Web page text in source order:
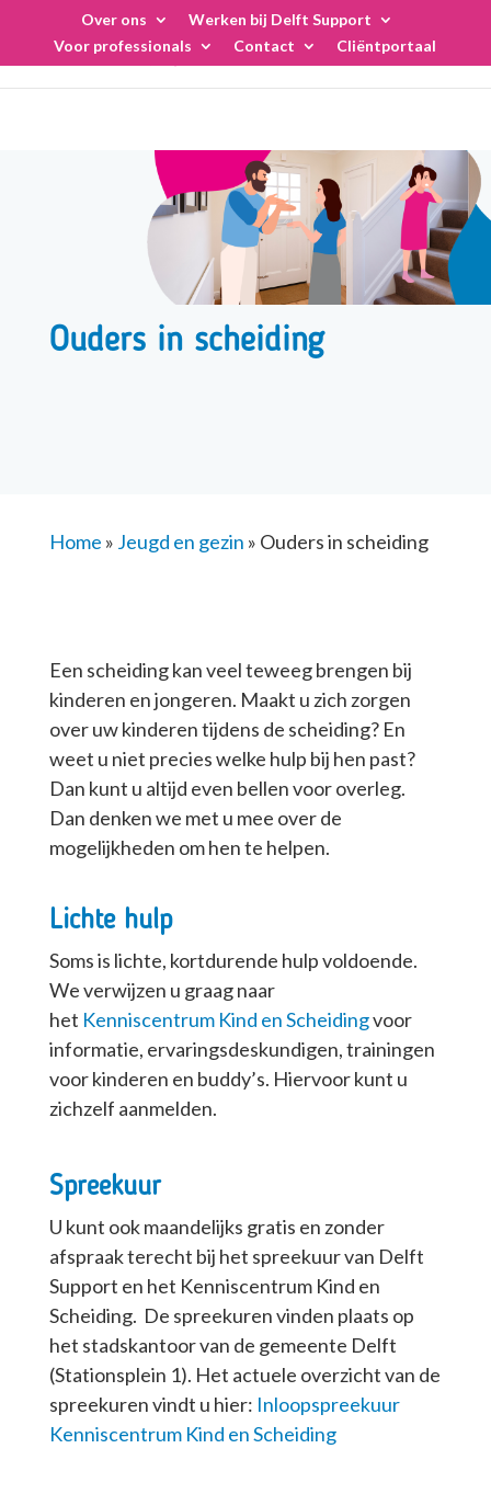
content
Over ons
Werken bij Delft Support
Voor professionals
Contact Cliëntportaal
Ouders in scheiding
Home » Jeugd en gezin » Ouders in scheiding
Een scheiding kan veel teweeg brengen bij
kinderen en jongeren. Maakt u zich zorgen
over uw kinderen tijdens de scheiding? En
weet u niet precies welke hulp bij hen past?
Dan kunt u altijd even bellen voor overleg.
Dan denken we met u mee over de
mogelijkheden om hen te helpen.
Lichte hulp
Soms is lichte, kortdurende hulp voldoende.
We verwijzen u graag naar
het Kenniscentrum Kind en Scheidingvoor
informatie, ervaringsdeskundigen, trainingen
voor kinderen en buddy’s. Hiervoor kunt u
zichzelf aanmelden.
Spreekuur
U kunt ook maandelijks gratis en zonder
afspraak terecht bij het spreekuur van Delft
Support en het Kenniscentrum Kind en
Scheiding. De spreekuren vinden plaats op
het stadskantoor van de gemeente Delft
(Stationsplein 1). Het actuele overzicht van de
spreekuren vindt u hier: Inloopspreekuur
Kenniscentrum Kind en Scheiding